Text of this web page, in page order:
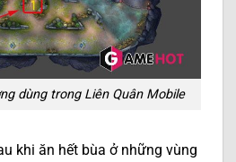
dùng trong Liên Quân Mobile
khi ăn hết bùa ở những vùng